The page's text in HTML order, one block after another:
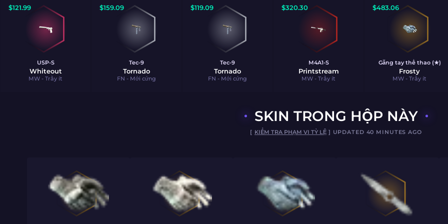
$121.99
USP-S
Whiteout
MW - Trầy ít
$159.09
Tec-9
Tornado
FN - Mới cứng
$119.09
Tec-9
Tornado
FN - Mới cứng
$320.30
M4A1-S
Printstream
MW - Trầy ít
$483.06
Găng tay thể thao (★)
Frosty
MW - Trầy ít
SKIN TRONG HỘP NÀY
[ KIỂM TRA PHẠM VI TỶ LỆ] UPDATED 40 MINUTES AGO